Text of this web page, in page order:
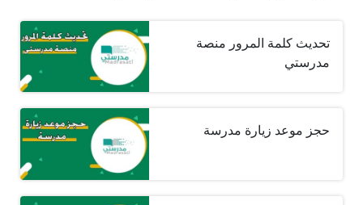
تحديث كلمة المرور منصة
مدرستي
حجز موعد زيارة مدرسة